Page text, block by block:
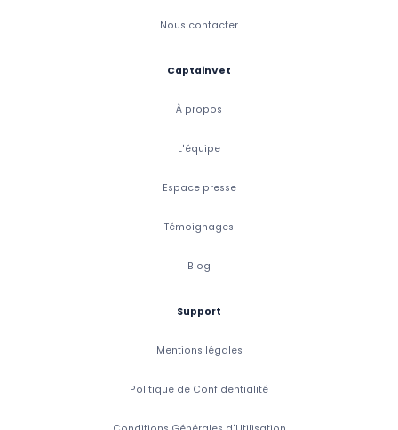
Nous contacter
CaptainVet
À propos
L'équipe
Espace presse
Témoignages
Blog
Support
Mentions légales
Politique de Confidentialité